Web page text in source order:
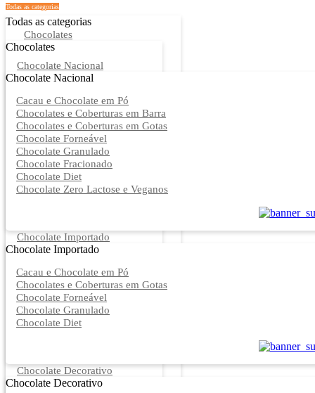
Todas as categorias
Todas as categorias
Chocolates
Chocolates
Chocolate Nacional
Chocolate Nacional
Cacau e Chocolate em Pó
Chocolates e Coberturas em Barra
Chocolates e Coberturas em Gotas
Chocolate Forneável
Chocolate Granulado
Chocolate Fracionado
Chocolate Diet
Chocolate Zero Lactose e Veganos
Chocolate Importado
Chocolate Importado
Cacau e Chocolate em Pó
Chocolates e Coberturas em Gotas
Chocolate Forneável
Chocolate Granulado
Chocolate Diet
Chocolate Decorativo
Chocolate Decorativo